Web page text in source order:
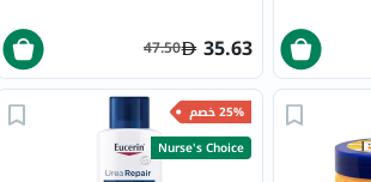
35.63
47.50
25% خصم
Nurse's Choice